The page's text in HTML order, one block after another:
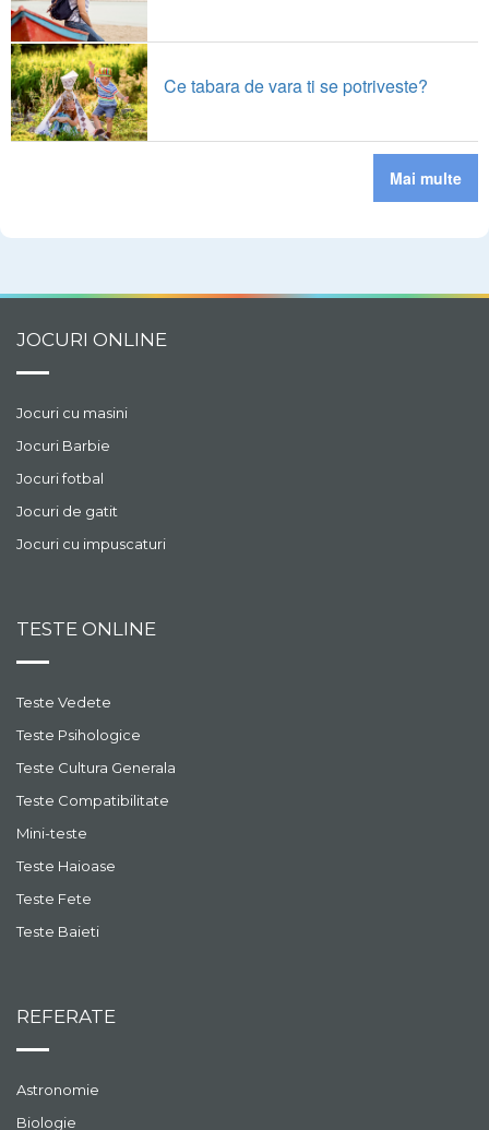
Ce tabara de vara ti se potriveste?
Mai multe
JOCURI ONLINE
Jocuri cu masini
Jocuri Barbie
Jocuri fotbal
Jocuri de gatit
Jocuri cu impuscaturi
TESTE ONLINE
Teste Vedete
Teste Psihologice
Teste Cultura Generala
Teste Compatibilitate
Mini-teste
Teste Haioase
Teste Fete
Teste Baieti
REFERATE
Astronomie
Biologie